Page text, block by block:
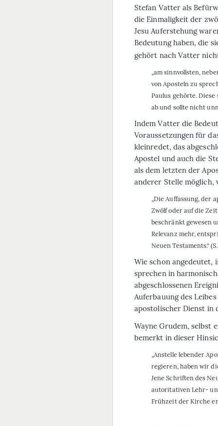
Stefan Vatter als
die Einmalig­keit der
Jesu Auferstehung
Bedeutung haben, die
gehört nach Vatter
„am sinnvollsten,
von Aposteln zu
Paulus gehörte.
ab und sollte nicht
Indem Vatter die
Voraussetzungen für
kleinredet, das
Apostel und auch die
als dem letzten der
anderer Stelle möglich,
„Die Auffassung, der
Zwölf oder auf die
beschränkt gewesen
Relevanz mehr,
Neuen Testaments.“
Wie schon angedeutet,
sprechen in
abgeschlossenen
Auferbauung des
apostolischer Dienst in
Wayne Grudem, selbst
bemerkt in dieser
„Anstelle lebender
regieren, haben wir
Jene Schriften des
autoritativen Lehr-
Frühzeit der Kirche